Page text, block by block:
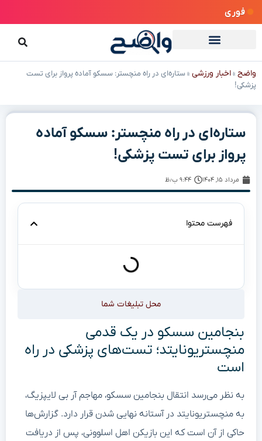
فوری
واضح »اخبار ورزشی »ستاره‌ای در راه منچستر: سسکو آماده پرواز برای تست
پزشکی!
ستاره‌ای در راه منچستر: سسکو آماده
پرواز برای تست پزشکی!
مرداد ۱۵, ۱۴۰۴ ۹:۴۴ ب٫ظ
فهرست محتوا
محل تبلیغات شما
بنجامین سسکو در یک قدمی
منچستریونایتد؛ تست‌های پزشکی در راه
است
به نظر می‌رسد انتقال بنجامین سسکو، مهاجم آر بی لایپزیگ،
به منچستریونایتد در آستانه نهایی شدن قرار دارد. گزارش‌ها
حاکی از آن است که این بازیکن اهل اسلوونی، پس از دریافت